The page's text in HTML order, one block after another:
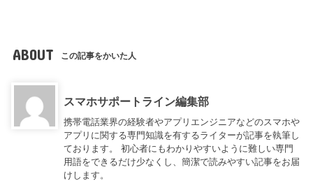
ABOUT この記事をかいた人
スマホサポートライン編集部
携帯電話業界の経験者やアプリエンジニアなどのスマホや
アプリに関する専門知識を有するライターが記事を執筆し
ております。 初心者にもわかりやすいように難しい専門
用語をできるだけ少なくし、簡潔で読みやすい記事をお届
けします。